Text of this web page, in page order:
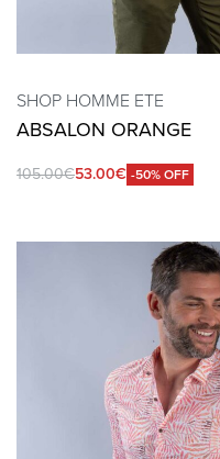
SHOP HOMME ETE
ABSALON ORANGE
105.00€53.00€ -50% OFF